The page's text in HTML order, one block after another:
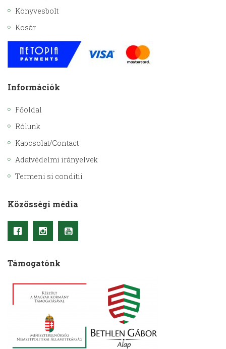
Könyvesbolt
Kosár
Információk
Főoldal
Rólunk
Kapcsolat/Contact
Adatvédelmi irányelvek
Termeni si conditii
Közösségi média
Támogatónk